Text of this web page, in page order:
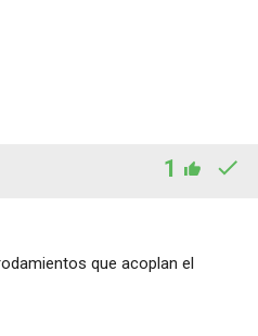
1
que acoplan el